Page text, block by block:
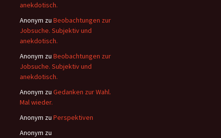
anekdotisch.
Anonym zu Beobachtungen zur
Jobsuche. Subjektiv und
anekdotisch.
Anonym zu Beobachtungen zur
Jobsuche. Subjektiv und
anekdotisch.
Anonym zu Gedanken zur Wahl.
Mal wieder.
Anonym zu Perspektiven
Anonym zu